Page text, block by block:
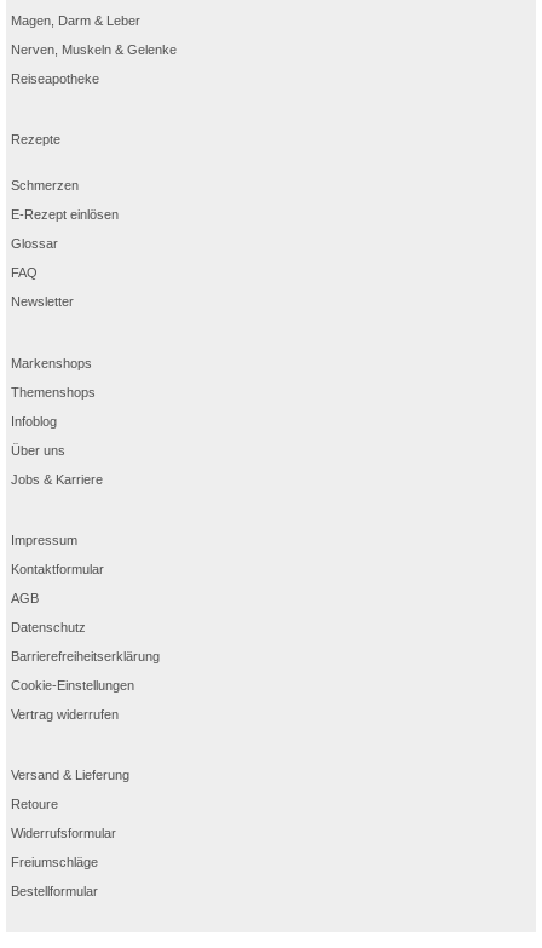
Magen, Darm & Leber
Nerven, Muskeln & Gelenke
Reiseapotheke
Rezepte
Schmerzen
E-Rezept einlösen
Glossar
FAQ
Newsletter
Markenshops
Themenshops
Infoblog
Über uns
Jobs & Karriere
Impressum
Kontaktformular
AGB
Datenschutz
Barrierefreiheitserklärung
Cookie-Einstellungen
Vertrag widerrufen
Versand & Lieferung
Retoure
Widerrufsformular
Freiumschläge
Bestellformular